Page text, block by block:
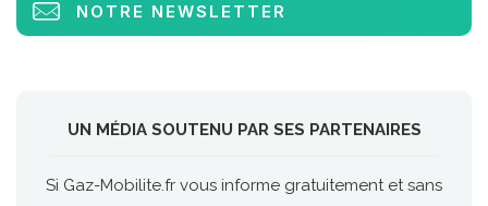
NOTRE NEWSLETTER
UN MÉDIA SOUTENU PAR SES PARTENAIRES
Si Gaz-Mobilite.fr vous informe gratuitement et sans